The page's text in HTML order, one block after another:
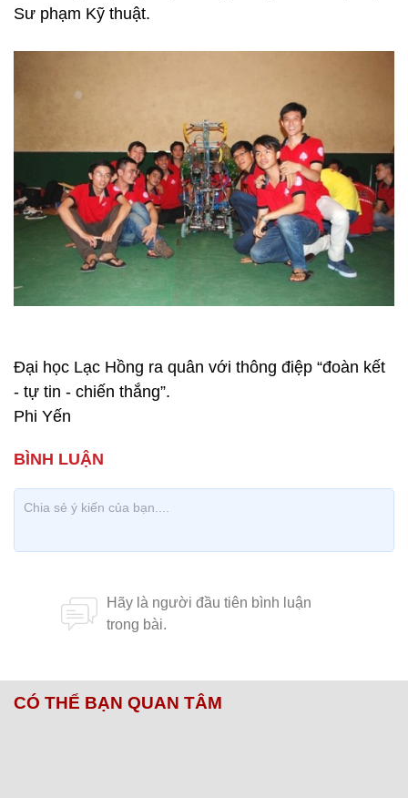
Sư phạm Kỹ thuật.
Đại học Lạc Hồng ra quân với thông điệp “đoàn kết
- tự tin - chiến thắng”.
Phi Yến
CÓ THỂ BẠN QUAN TÂM